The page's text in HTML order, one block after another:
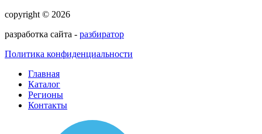
copyright © 2026
разработка сайта - разбиратор
Политика конфиденциальности
Главная
Каталог
Регионы
Контакты